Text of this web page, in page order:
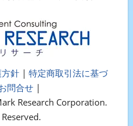
針 | 特定商取引法に基づ
問合せ |
Research Corporation.